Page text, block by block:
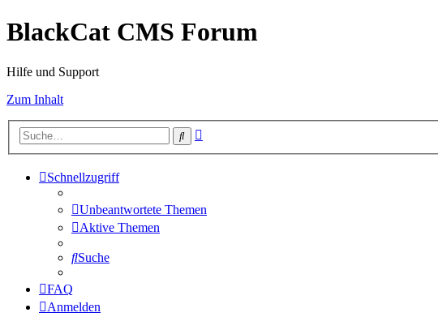
BlackCat CMS Forum
Hilfe und Support
Zum Inhalt
Suche
Schnellzugriff
Unbeantwortete Themen
Aktive Themen
Suche
FAQ
Anmelden